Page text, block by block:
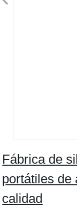
Fábrica de
portátiles de
calidad